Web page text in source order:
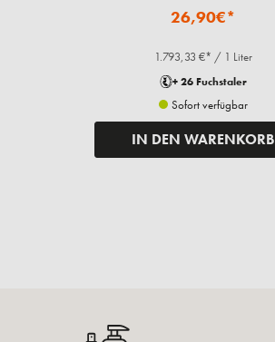
26,90€*
1.793,33 €* / 1 Liter
+ 26 Fuchstaler
Sofort verfügbar
IN DEN WARENKORB